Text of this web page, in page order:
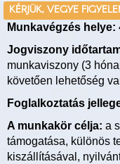
KÉRJÜK, VEGYE
Munkavégzés helye:
Jogviszony
munkaviszony (3
követően lehetőség
Foglalkoztatás
A munkakör célja: a
támogatása, különös
kiszállításával,